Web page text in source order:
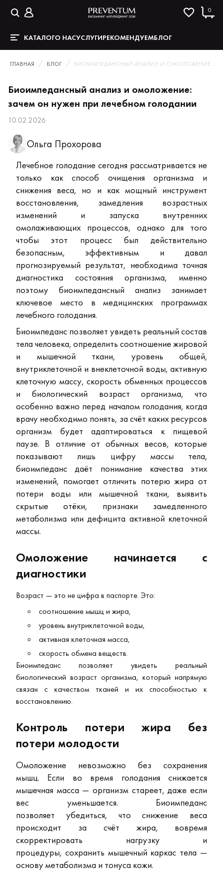
0
КАТАЛОГО НАСУСЛУГИРЕКОМЕНДУЕМБЛОГ
ГЛАВНАЯ БЛОГ БИОИМПЕДАНСНЫЙ АНАЛИЗ И ОМОЛОЖЕНИЕ:
Биоимпедансный анализ и омоложение:
зачем он нужен при лечебном голодании
10.02.2026
Ольга Прохорова
Лечебное голодание сегодня рассматривается не
только как способ очищения организма и
снижения веса, но и как мощный инструмент
восстановления, замедления возрастных
изменений и запуска внутренних
омолаживающих процессов, однако для того
чтобы этот процесс был действительно
безопасным, эффективным и давал
прогнозируемый результат, необходима точная
диагностика состояния организма, именно
поэтому биоимпедансный анализ занимает
ключевое место в медицинских программах
лечебного голодания.
Биоимпеданс позволяет увидеть реальный состав
тела человека, определить соотношение жировой
и мышечной ткани, уровень общей,
внутриклеточной и внеклеточной воды, активную
клеточную массу, скорость обменных процессов
и биологический возраст организма, что
особенно важно перед началом голодания, когда
врачу необходимо понять, за счёт каких ресурсов
организм будет адаптироваться к пищевой
паузе. В отличие от обычных весов, которые
показывают лишь цифру массы тела,
биоимпеданс даёт понимание качества этих
изменений, помогает отличить потерю жира от
потери воды или мышечной ткани, выявить
скрытые отёки, признаки замедленного
метаболизма или дефицита активной клеточной
массы.
Омоложение начинается с
диагностики
Возраст — это не цифра в паспорте. Это:
соотношение мышц и жира,
уровень внутриклеточной воды,
активная клеточная масса,
скорость обмена веществ.
Биоимпеданс позволяет увидеть реальный
биологический возраст организма, который напрямую
связан с качеством тканей и их способностью к
восстановлению.
Контроль потери жира без
потери молодости
Омоложение невозможно без сохранения
мышц.
Если во время голодания снижается
мышечная масса — организм стареет, даже если
вес уменьшается.
Биоимпеданс
позволяет
убедиться, что снижение веса
происходит за счёт жира,
вовремя
скорректировать нагрузку и
процедуры, сохранить мышечный каркас тела —
основу метаболизма и тонуса кожи.